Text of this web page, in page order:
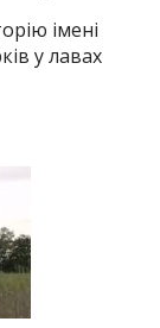
імені
у лавах